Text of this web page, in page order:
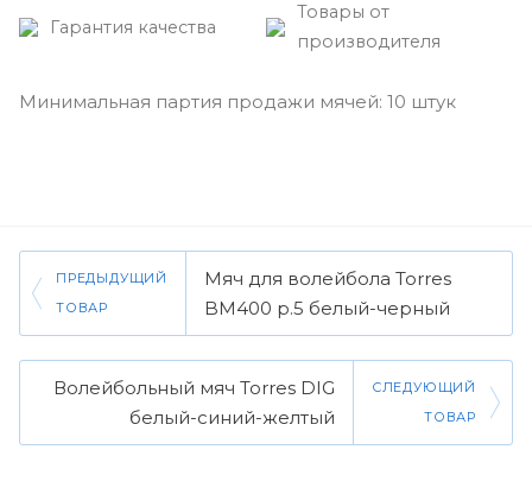
Гарантия качества
Товары от
производителя
Минимальная партия продажи мячей: 10 штук
ПРЕДЫДУЩИЙ
ТОВАР
Мяч для волейбола Torres
BM400 р.5 белый-черный
Волейбольный мяч Torres DIG
белый-синий-желтый
СЛЕДУЮЩИЙ
ТОВАР